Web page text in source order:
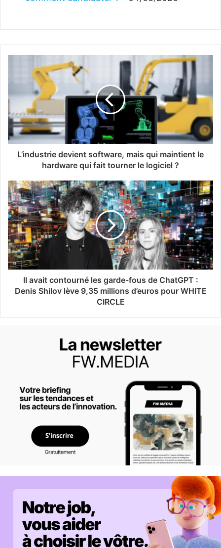
L’industrie devient software, mais qui maintient le
hardware qui fait tourner le logiciel ?
Il avait contourné les garde-fous de ChatGPT :
Denis Shilov lève 9,35 millions d’euros pour WHITE
CIRCLE